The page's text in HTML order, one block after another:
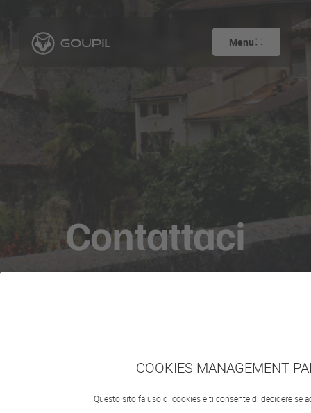
COOKIES MANAGEMENT
Questo sito fa uso di cookies e ti consente di decidere se
Menu
Contattaci